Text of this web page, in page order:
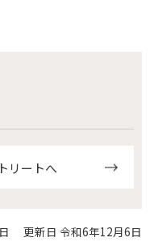
リートへ
更新日 令和6年12月6日